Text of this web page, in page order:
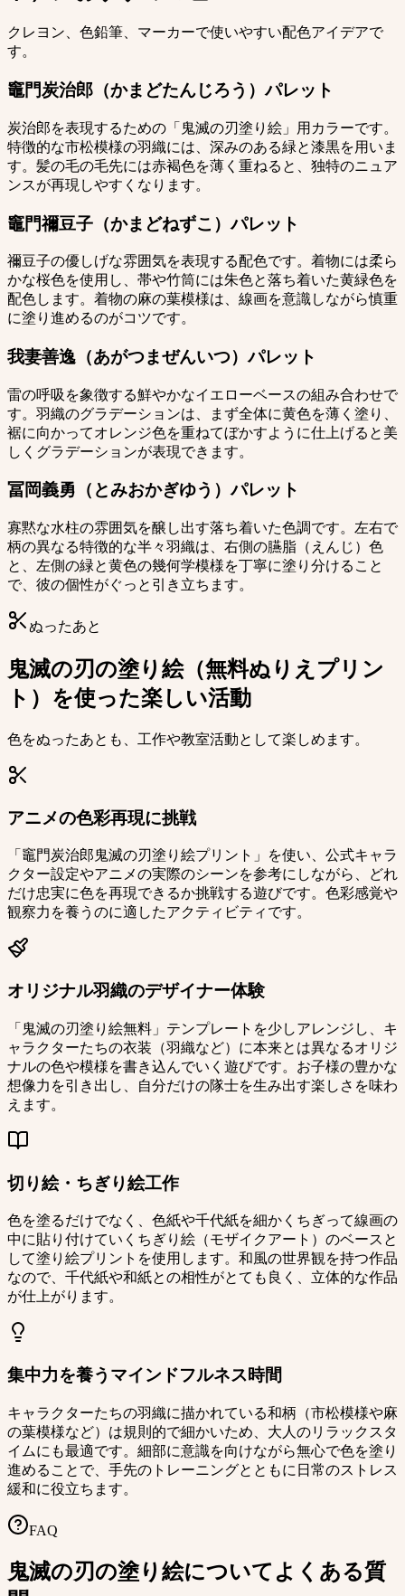
クレヨン、色鉛筆、マーカーで使いやすい配色アイデアで
す。
竈門炭治郎（かまどたんじろう）パレット
炭治郎を表現するための「鬼滅の刃塗り絵」用カラーです。
特徴的な市松模様の羽織には、深みのある緑と漆黒を用いま
す。髪の毛の毛先には赤褐色を薄く重ねると、独特のニュア
ンスが再現しやすくなります。
竈門禰豆子（かまどねずこ）パレット
禰豆子の優しげな雰囲気を表現する配色です。着物には柔ら
かな桜色を使用し、帯や竹筒には朱色と落ち着いた黄緑色を
配色します。着物の麻の葉模様は、線画を意識しながら慎重
に塗り進めるのがコツです。
我妻善逸（あがつまぜんいつ）パレット
雷の呼吸を象徴する鮮やかなイエローベースの組み合わせで
す。羽織のグラデーションは、まず全体に黄色を薄く塗り、
裾に向かってオレンジ色を重ねてぼかすように仕上げると美
しくグラデーションが表現できます。
冨岡義勇（とみおかぎゆう）パレット
寡黙な水柱の雰囲気を醸し出す落ち着いた色調です。左右で
柄の異なる特徴的な半々羽織は、右側の臙脂（えんじ）色
と、左側の緑と黄色の幾何学模様を丁寧に塗り分けること
で、彼の個性がぐっと引き立ちます。
ぬったあと
鬼滅の刃の塗り絵（無料ぬりえプリン
ト）を使った楽しい活動
色をぬったあとも、工作や教室活動として楽しめます。
アニメの色彩再現に挑戦
「竈門炭治郎鬼滅の刃塗り絵プリント」を使い、公式キャラ
クター設定やアニメの実際のシーンを参考にしながら、どれ
だけ忠実に色を再現できるか挑戦する遊びです。色彩感覚や
観察力を養うのに適したアクティビティです。
オリジナル羽織のデザイナー体験
「鬼滅の刃塗り絵無料」テンプレートを少しアレンジし、キ
ャラクターたちの衣装（羽織など）に本来とは異なるオリジ
ナルの色や模様を書き込んでいく遊びです。お子様の豊かな
想像力を引き出し、自分だけの隊士を生み出す楽しさを味わ
えます。
切り絵・ちぎり絵工作
色を塗るだけでなく、色紙や千代紙を細かくちぎって線画の
中に貼り付けていくちぎり絵（モザイクアート）のベースと
して塗り絵プリントを使用します。和風の世界観を持つ作品
なので、千代紙や和紙との相性がとても良く、立体的な作品
が仕上がります。
集中力を養うマインドフルネス時間
キャラクターたちの羽織に描かれている和柄（市松模様や麻
の葉模様など）は規則的で細かいため、大人のリラックスタ
イムにも最適です。細部に意識を向けながら無心で色を塗り
進めることで、手先のトレーニングとともに日常のストレス
緩和に役立ちます。
FAQ
鬼滅の刃の塗り絵についてよくある質